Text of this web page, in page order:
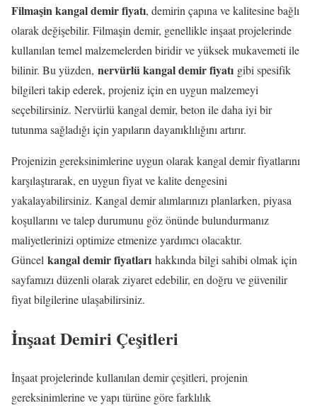
Filmaşin kangal demir fiyatı, demirin çapına ve kalitesine bağlı
olarak değişebilir. Filmaşin demir, genellikle inşaat projelerinde
kullanılan temel malzemelerden biridir ve yüksek mukavemeti ile
bilinir. Bu yüzden, nervürlü kangal demir fiyatı gibi spesifik
bilgileri takip ederek, projeniz için en uygun malzemeyi
seçebilirsiniz. Nervürlü kangal demir, beton ile daha iyi bir
tutunma sağladığı için yapıların dayanıklılığını artırır.
Projenizin gereksinimlerine uygun olarak kangal demir fiyatlarını
karşılaştırarak, en uygun fiyat ve kalite dengesini
yakalayabilirsiniz. Kangal demir alımlarınızı planlarken, piyasa
koşullarını ve talep durumunu göz önünde bulundurmanız
maliyetlerinizi optimize etmenize yardımcı olacaktır.
Güncel kangal demir fiyatları hakkında bilgi sahibi olmak için
sayfamızı düzenli olarak ziyaret edebilir, en doğru ve güvenilir
fiyat bilgilerine ulaşabilirsiniz.
İnşaat Demiri Çeşitleri
İnşaat projelerinde kullanılan demir çeşitleri, projenin
gereksinimlerine ve yapı türüne göre farklılık